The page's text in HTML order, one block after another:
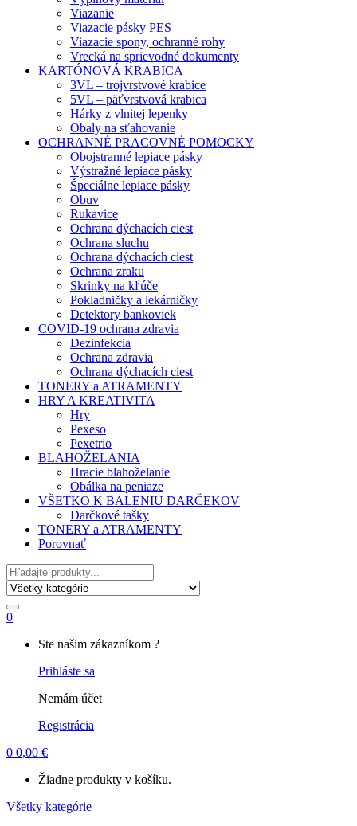
Viazanie
Viazacie pásky PES
Viazacie spony, ochranné rohy
Vrecká na sprievodné dokumenty
KARTÓNOVÁ KRABICA
3VL – trojvrstvové krabice
5VL – päťvrstvová krabica
Hárky z vlnitej lepenky
Obaly na sťahovanie
OCHRANNÉ PRACOVNÉ POMOCKY
Obojstranné lepiace pásky
Výstražné lepiace pásky
Špeciálne lepiace pásky
Obuv
Rukavice
Ochrana dýchacích ciest
Ochrana sluchu
Ochrana dýchacích ciest
Ochrana zraku
Skrinky na kľúče
Pokladničky a lekárničky
Detektory bankoviek
COVID-19 ochrana zdravia
Dezinfekcia
Ochrana zdravia
Ochrana dýchacích ciest
TONERY a ATRAMENTY
HRY A KREATIVITA
Hry
Pexeso
Pexetrio
BLAHOŽELANIA
Hracie blahoželanie
Obálka na peniaze
VŠETKO K BALENIU DARČEKOV
Darčkové tašky
TONERY a ATRAMENTY
Porovnať
Hľadať
0
Ste našim zákazníkom ?
Prihláste sa
Nemám účet
Registrácia
0 0,00 €
Žiadne produkty v košíku.
Všetky kategórie